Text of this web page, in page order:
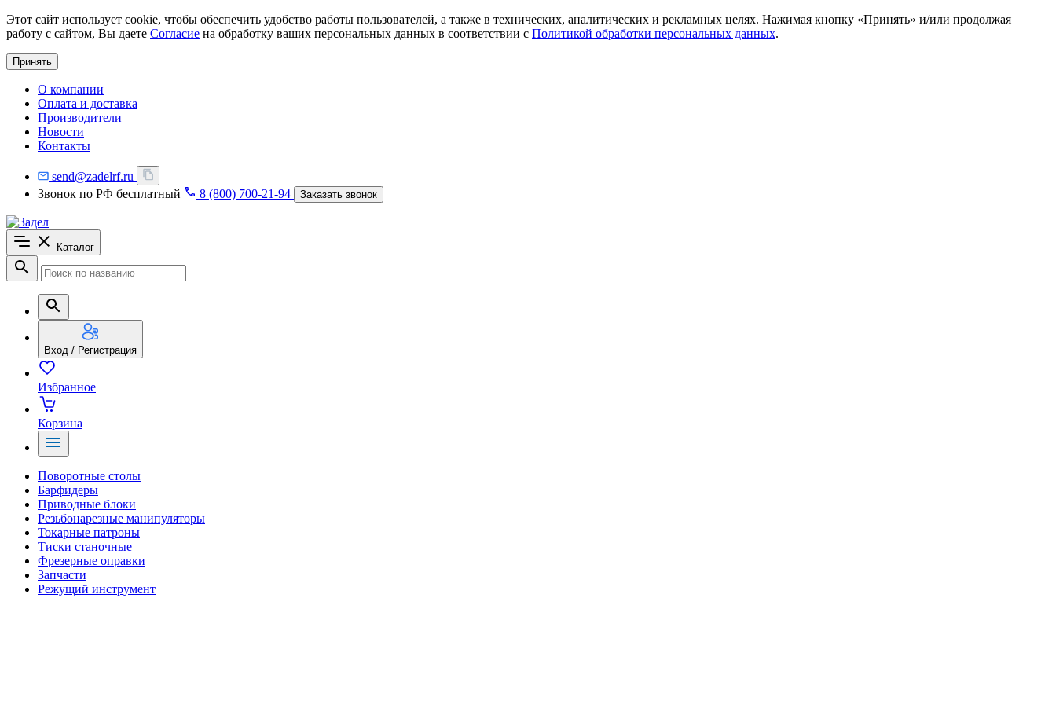
Этот сайт использует cookie, чтобы обеспечить удобство работы пользователей, а также в технических, аналитических и рекламных целях. Нажимая кнопку «Принять» и/или продолжая
работу с сайтом, Вы даете Согласие на обработку ваших персональных данных в соответствии с Политикой обработки персональных данных.
Принять
О компании
Оплата и доставка
Производители
Новости
Контакты
send@zadelrf.ru
Звонок по РФ бесплатный
8 (800) 700-21-94 Заказать звонок
Каталог
Вход / Регистрация
Избранное
Корзина
Поворотные столы
Барфидеры
Приводные блоки
Резьбонарезные манипуляторы
Токарные патроны
Тиски станочные
Фрезерные оправки
Запчасти
Режущий инструмент